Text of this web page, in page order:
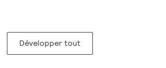
Développer tout